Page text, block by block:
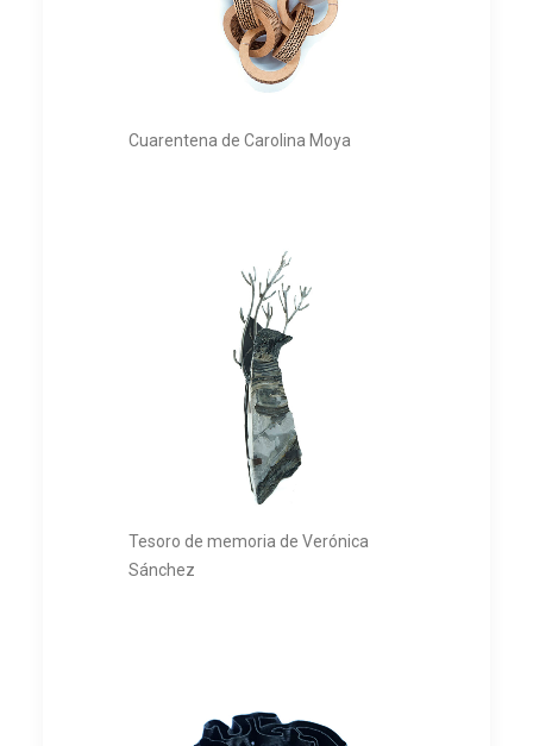
Cuarentena de Carolina Moya
Tesoro de memoria de Verónica
Sánchez